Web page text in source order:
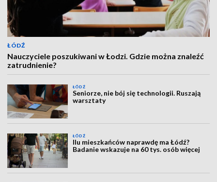
ŁÓDŹ
Nauczyciele poszukiwani w Łodzi. Gdzie można znaleźć
zatrudnienie?
ŁÓDŹ
Seniorze, nie bój się technologii. Ruszają
warsztaty
ŁÓDŹ
Ilu mieszkańców naprawdę ma Łódź?
Badanie wskazuje na 60 tys. osób więcej